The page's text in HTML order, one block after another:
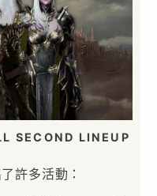
SECOND LINEUP
許多活動：